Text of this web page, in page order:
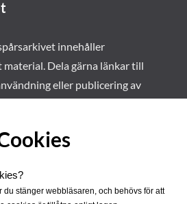
innehåller
Dela gärna länkar till
eller publicering av
?
du stänger webbläsaren, och behövs för att